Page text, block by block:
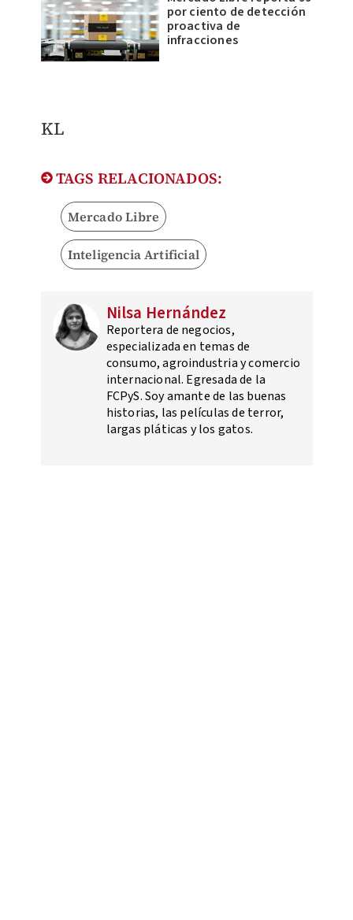
por ciento de detección
proactiva de
infracciones
KL
TAGS RELACIONADOS:
Mercado Libre
Inteligencia Artificial
Nilsa Hernández
Reportera de negocios,
especializada en temas de
consumo, agroindustria y comercio
internacional. Egresada de la
FCPyS. Soy amante de las buenas
historias, las películas de terror,
largas pláticas y los gatos.